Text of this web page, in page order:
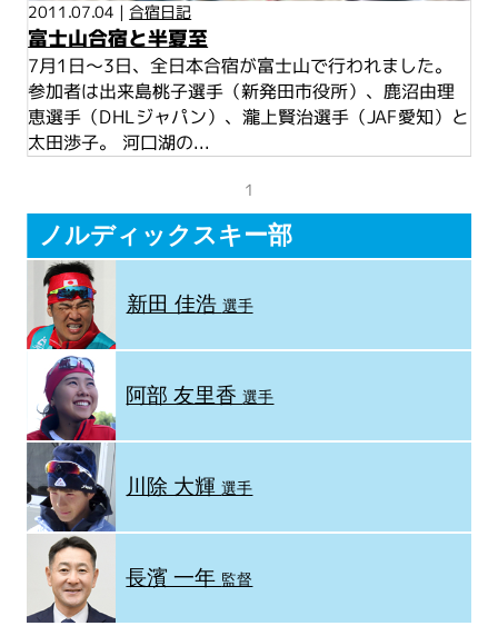
2011.07.04 | 合宿日記
富士山合宿と半夏至
7月1日～3日、全日本合宿が富士山で行われました。
参加者は出来島桃子選手（新発田市役所）、鹿沼由理
恵選手（DHLジャパン）、瀧上賢治選手（JAF愛知）と
太田渉子。 河口湖の...
1
ノルディックスキー部
新田 佳浩 選手
阿部 友里香選手
川除 大輝選手
長濱 一年 監督